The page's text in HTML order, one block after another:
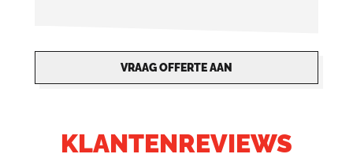
VRAAG OFFERTE AAN
KLANTENREVIEWS